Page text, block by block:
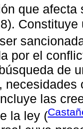
que afecta
por el
de
las
la ley (